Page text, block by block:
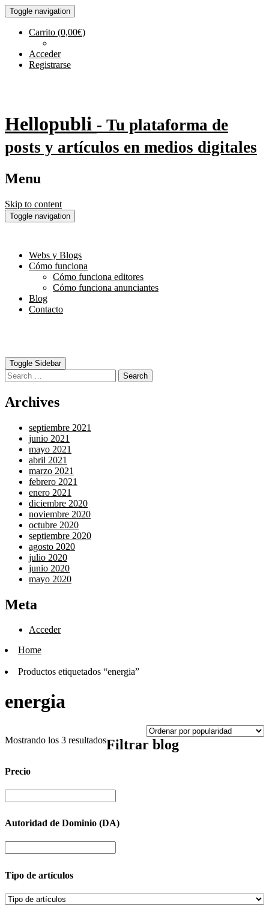
Toggle navigation
Carrito (0,00€)
Acceder
Registrarse
Hellopubli - Tu plataforma de
posts y artículos en medios digitales
Menu
Skip to content
Toggle navigation
Webs y Blogs
Cómo funciona
Cómo funciona editores
Cómo funciona anunciantes
Blog
Contacto
Toggle Sidebar
Search
Archives
septiembre 2021
junio 2021
mayo 2021
abril 2021
marzo 2021
febrero 2021
enero 2021
diciembre 2020
noviembre 2020
octubre 2020
septiembre 2020
agosto 2020
julio 2020
junio 2020
mayo 2020
Meta
Acceder
Home
Productos etiquetados “energia”
energia
Mostrando los 3 resultadosFiltrar blog
Precio
Autoridad de Dominio (DA)
Tipo de artículos